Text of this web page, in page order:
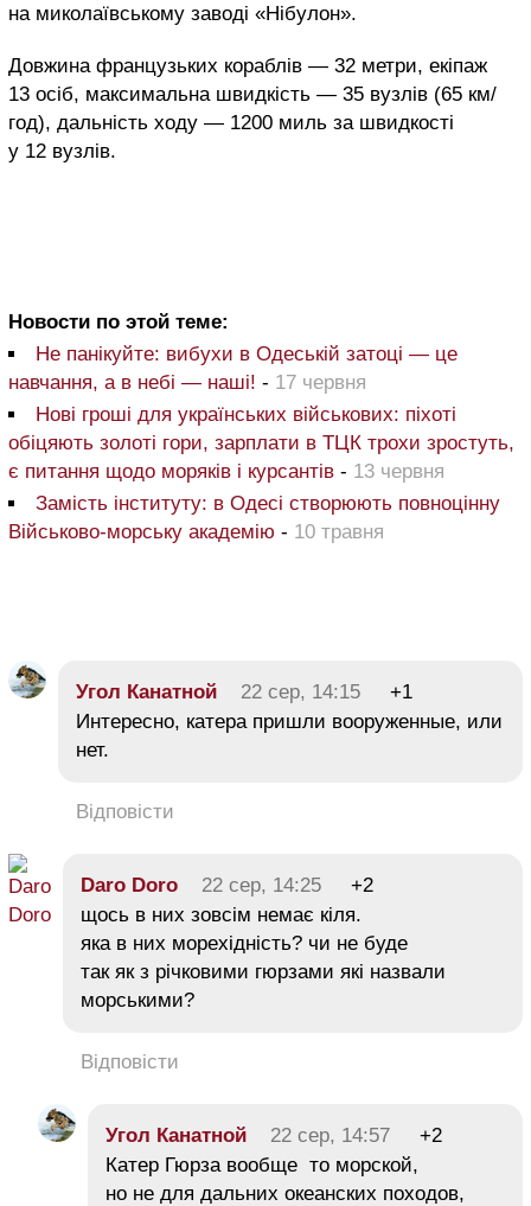
на миколаївському заводі «Нібулон».
Довжина французьких кораблів — 32 метри, екіпаж
13 осіб, максимальна швидкість — 35 вузлів (65 км/
год), дальність ходу — 1200 миль за швидкості
у 12 вузлів.
Новости по этой теме:
Не панікуйте: вибухи в Одеській затоці — це
навчання, а в небі — наші! - 17 червня
Нові гроші для українських військових: піхоті
обіцяють золоті гори, зарплати в ТЦК трохи зростуть,
є питання щодо моряків і курсантів - 13 червня
Замість інституту: в Одесі створюють повноцінну
Військово-морську академію - 10 травня
Угол Канатной 22 сер, 14:15
+1
Интересно, катера пришли вооруженные, или
нет.
Відповісти
Daro Doro 22 сер, 14:25
+2
щось в них зовсім немає кіля.
яка в них морехідність? чи не буде
так як з річковими гюрзами які назвали
морськими?
Відповісти
Угол Канатной 22 сер, 14:57
+2
Катер Гюрза вообще то морской,
но не для дальних океанских походов,